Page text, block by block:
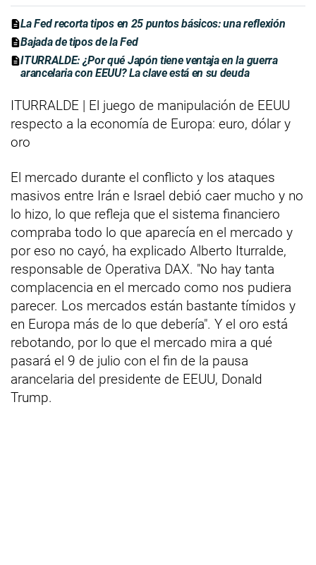
La Fed recorta tipos en 25 puntos básicos: una reflexión
Bajada de tipos de la Fed
ITURRALDE: ¿Por qué Japón tiene ventaja en la guerra
arancelaria con EEUU? La clave está en su deuda
ITURRALDE | El juego de manipulación de EEUU
respecto a la economía de Europa: euro, dólar y
oro
El mercado durante el conflicto y los ataques
masivos entre Irán e Israel debió caer mucho y no
lo hizo, lo que refleja que el sistema financiero
compraba todo lo que aparecía en el mercado y
por eso no cayó, ha explicado Alberto Iturralde,
responsable de Operativa DAX. "No hay tanta
complacencia en el mercado como nos pudiera
parecer. Los mercados están bastante tímidos y
en Europa más de lo que debería". Y el oro está
rebotando, por lo que el mercado mira a qué
pasará el 9 de julio con el fin de la pausa
arancelaria del presidente de EEUU, Donald
Trump.